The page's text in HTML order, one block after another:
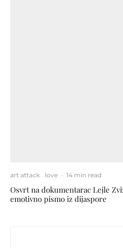
art attack love · 14 min read
Osvrt na dokumentarac Lejle
emotivno pismo iz dijaspore